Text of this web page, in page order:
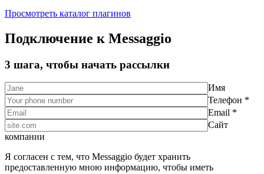
Просмотреть каталог плагинов
Подключение к Messaggio
3 шага, чтобы начать рассылки
Имя
Телефон *
Email *
Сайт
компании
Я согласен с тем, что Messaggio будет хранить
предоставленную мною информацию, чтобы иметь